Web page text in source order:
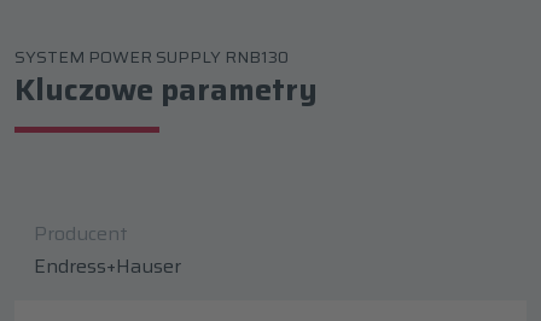
SYSTEM POWER SUPPLY RNB130
Kluczowe parametry
Producent
Endress+Hauser